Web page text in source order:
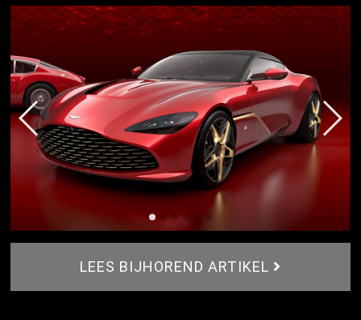
LEES BIJHOREND ARTIKEL